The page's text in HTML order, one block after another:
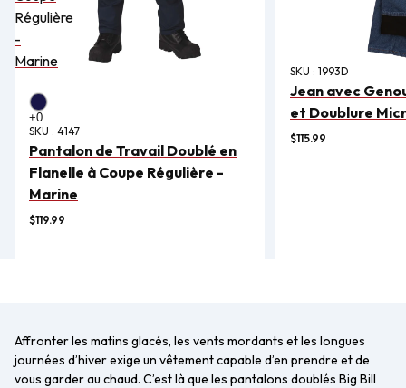
Régulière
-
Marine
SKU : 4147
Pantalon de Travail Doublé en
Flanelle à Coupe Régulière -
Marine
$119.99
SKU : 1993D
Jean avec
et Doublure
$115.99
Affronter les matins glacés, les vents mordants et les longues
journées d’hiver exige un vêtement capable d’en prendre et de
vous garder au chaud. C’est là que les pantalons doublés Big Bill